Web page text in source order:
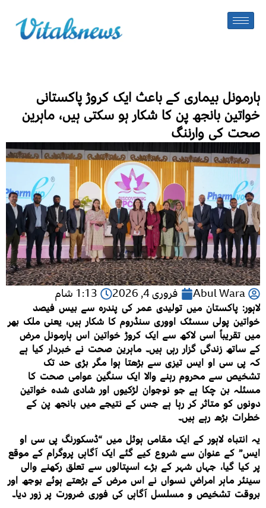
ہارمونل بیماری کے باعث ایک کروڑ پاکستانی
خواتین بانجھ پن کا شکار ہو سکتی ہیں، ماہرین
صحت کی وارننگ
Abul Wara فروری 4, 2026 1:13 شام
لاہور: پاکستان میں تولیدی عمر کی پندرہ سے بیس فیصد
خواتین پولی سسٹک اووری سنڈروم کا شکار ہیں، یعنی ملک بھر
میں تقریباً اسی لاکھ سے ایک کروڑ خواتین اس ہارمونل مرض
کے ساتھ زندگی گزار رہی ہیں۔ ماہرین صحت نے خبردار کیا ہے
کہ پی سی او ایس تیزی سے بڑھتا ہوا مگر بڑی حد تک
تشخیص سے محروم رہنے والا ایک سنگین عوامی صحت کا
مسئلہ بن چکا ہے جو نوجوان لڑکیوں اور شادی شدہ خواتین
دونوں کو متاثر کر رہا ہے جس کے نتیجے میں بانجھ پن کے
خطرات بڑھ رہے ہیں۔
یہ انتباہ لاہور کے ایک مقامی ہوٹل میں “ڈسکورنگ پی سی او
ایس” کے عنوان سے شروع کیے گئے ایک آگاہی پروگرام کے موقع
پر کیا گیا، جہاں شہر کے بڑے اسپتالوں سے تعلق رکھنے والی
سینئر ماہر امراضِ نسواں نے اس مرض کے بڑھتے ہوئے بوجھ اور
بروقت تشخیص و مسلسل آگاہی کی فوری ضرورت پر زور دیا۔